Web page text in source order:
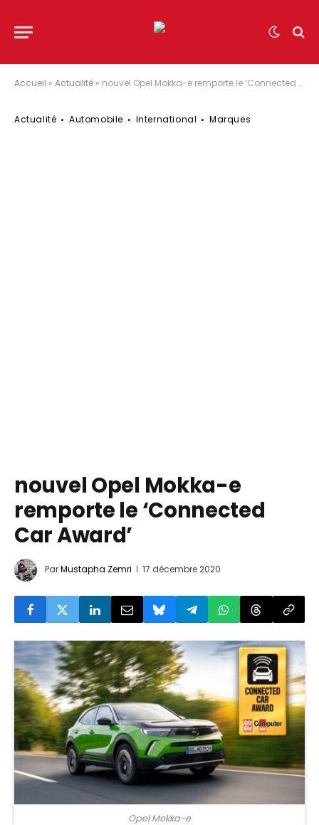
Accueil » Actualité » nouvel Opel Mokka-e remporte le ‘Connected Car Award’
Actualité Automobile International Marques
nouvel Opel Mokka-e
remporte le ‘Connected
Car Award’
ParMustapha Zemri 17 décembre 2020
Opel Mokka-e